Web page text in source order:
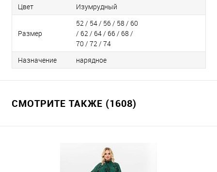
Цвет
Изумрудный
Размер
52 / 54 / 56 / 58 / 60
/ 62 / 64 / 66 / 68 /
70 / 72 / 74
Назначение
нарядное
СМОТРИТЕ ТАКЖЕ (1608)